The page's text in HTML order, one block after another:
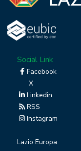
Social Link
Facebook
X
Linkedin
RSS
Instagram
Lazio Europa